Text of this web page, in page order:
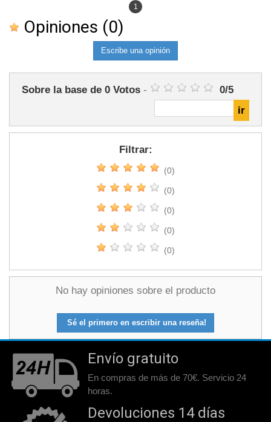
1
Opiniones (0)
Escribe una opinión
Sobre la base de 0 Votos - 0/5
Filtrar:
(0)
(0)
(0)
(0)
(0)
No hay opiniones sobre el producto
Sé el primero en escribir una reseña!
Envío gratuito
En compras de más de 70€. Servicio 24
horas.
Devoluciones 14 días